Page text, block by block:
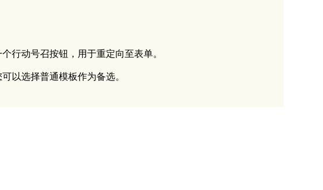
行动号召按钮，用于重定向至表单。
以选择普通模板作为备选。